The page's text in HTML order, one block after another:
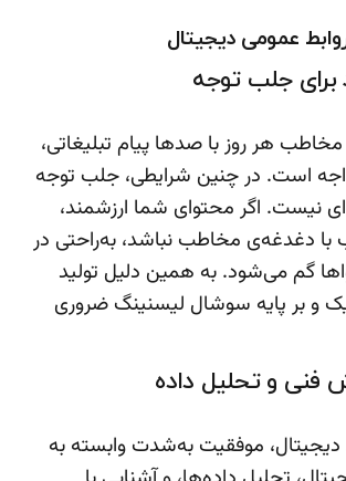
عمومی دیجیتال
مخاطب هر روز با صدها پیام تبلیغاتی،
است. در چنین شرایطی، جلب توجه
نیست. اگر محتوای شما ارزشمند،
دغدغه‌ی مخاطب نباشد، به‌راحتی در
گم می‌شود. به همین دلیل تولید
و بر پایه سوشال لیسنینگ ضروری
دیجیتال، موفقیت به‌شدت وابسته به